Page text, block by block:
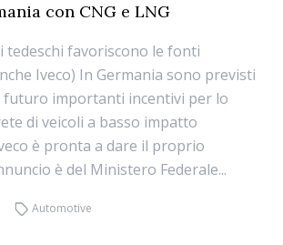
con CNG e LNG
tedeschi favoriscono le fonti
Iveco) In Germania sono previsti
futuro importanti incentivi per lo
di veicoli a basso impatto
è pronta a dare il proprio
è del Ministero Federale...
Automotive